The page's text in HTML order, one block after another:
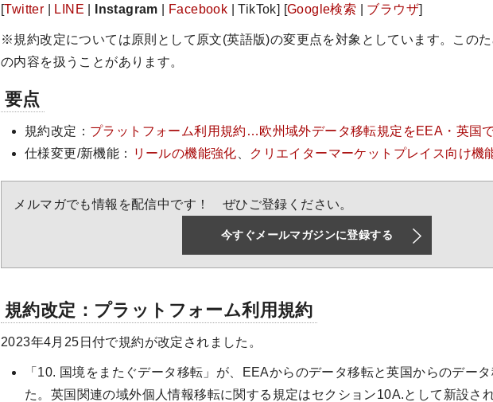
[Twitter LINE Instagram Facebook | TikTok] [Google検索 ブラウザ]
※規約改定については原則として原文(英語版)の変更点を対象としています。この
の内容を扱うことがあります。
要点
規約改定： プラットフォーム利用規約…欧州域外データ移転規定をEEA・英国
仕様変更/新機能：
リールの機能強化 クリエイターマーケットプレイス向け機
メルマガでも情報を配信中です！ ぜひご登録ください。
今すぐメールマガジンに登録する
規約改定：プラットフォーム利用規約
2023年4月25日付で規約が改定されました。
「10. 国境をまたぐデータ移転」が、EEAからのデータ移転と英国からのデー
た。英国関連の域外個人情報移転に関する規定はセクション10A.として新設さ